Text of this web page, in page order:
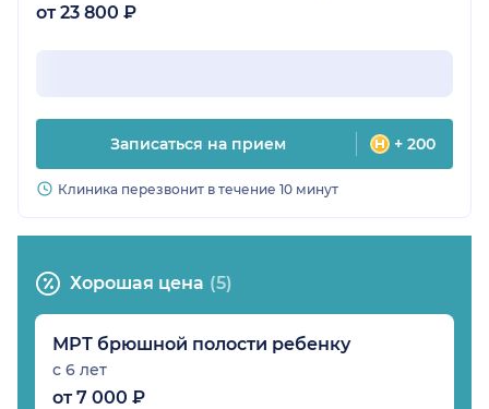
от 23 800 ₽
Записаться на прием + 200
Клиника перезвонит в течение 10 минут
Хорошая цена (5)
МРТ брюшной полости ребенку
с 6 лет
от 7 000 ₽